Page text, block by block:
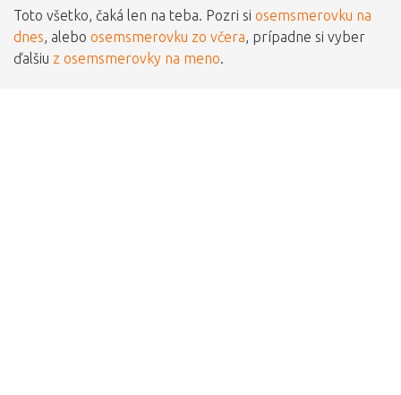
Toto všetko, čaká len na teba. Pozri si osemsmerovku na
dnes , alebo osemsmerovku zo včera , prípadne si vyber
ďalšiu z osemsmerovky na meno